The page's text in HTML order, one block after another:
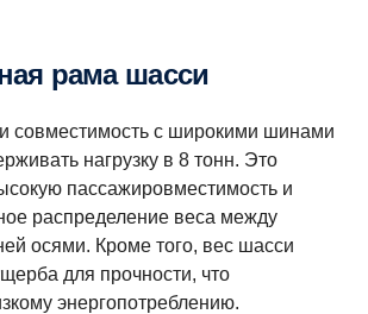
рама шасси
совместимость с широкими шинами
нагрузку в 8 тонн. Это
пассажировместимость и
распределение веса между
осями. Кроме того, вес шасси
для прочности, что
энергопотреблению.